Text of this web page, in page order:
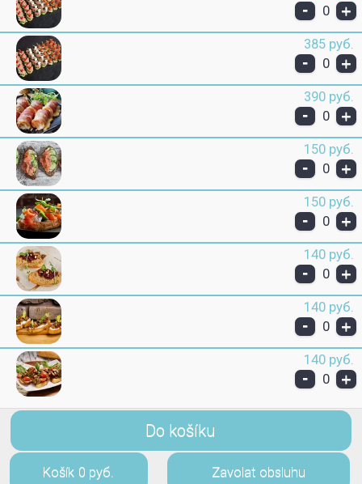
- 0 +
385 руб.
- 0 +
390 руб.
- 0 +
150 руб.
- 0 +
150 руб.
- 0 +
140 руб.
- 0 +
140 руб.
- 0 +
140 руб.
- 0 +
Do košíku
Košík 0 руб. Zavolat obsluhu